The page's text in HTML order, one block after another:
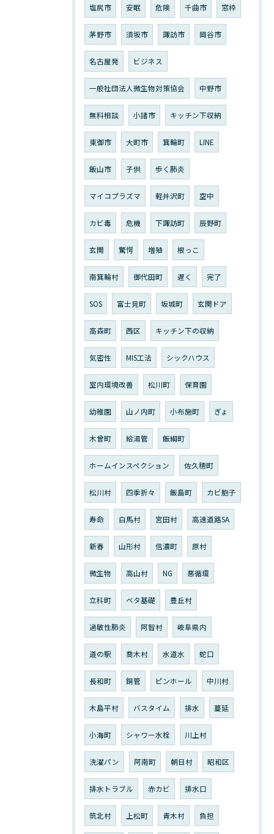
塩尻市 安眠 危険 千曲市 窓枠
茅野市 須坂市 諏訪市 岡谷市
名古屋発 ビジネス
一般社団法人微生物対策協会 中野市
無料相談 小諸市 キッチン下収納
東御市 大町市 箕輪町 LINE
飯山市 子供 歩く肺炎
マイコプラズマ 軽井沢町 空中
カビ毒 危機 下諏訪町 辰野町
玄関 驚愕 増殖 根っこ
南箕輪村 御代田町 遅く 完了
SOS 富士見町 坂城町 玄関ドア
高森町 西区 キッチン下の収納
気密性 MIS工法 シックハウス
室内環境改善 松川町 保育園
幼稚園 山ノ内町 小布施町 ぎょ
木曾町 給湯管 飯綱町
ホームインスペクション 佐久穂町
松川村 四季折々 飯島町 カビ胞子
寿命 白馬村 宮田村 高速道路SA
新春 山形村 信濃町 原村
微生物 高山村 NG 悪循環
立科町 ベタ基礎 豊丘村
過敏性肺炎 阿智村 岐阜県内
道の駅 喬木村 水道水 蛇口
長和町 銅管 ピンホール 中川村
木島平村 バスタイム 排水 蔓延
小海町 シャワー水栓 川上村
洗濯パン 阿南町 朝日村 昭和区
排水トラブル 赤カビ 排水口
筑北村 上松町 青木村 負担